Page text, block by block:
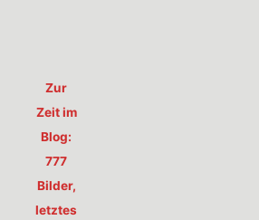
Zur
Zeit im
Blog:
777
Bilder,
letztes